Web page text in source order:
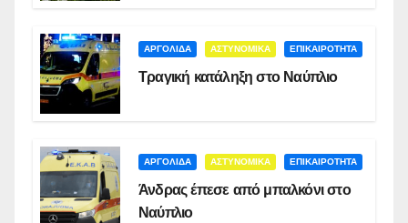
ΑΡΓΟΛΙΔΑ ΑΣΤΥΝΟΜΙΚΑ ΕΠΙΚΑΙΡΟΤΗΤΑ
Τραγική κατάληξη στο Ναύπλιο
ΑΡΓΟΛΙΔΑ ΑΣΤΥΝΟΜΙΚΑ ΕΠΙΚΑΙΡΟΤΗΤΑ
Άνδρας έπεσε από μπαλκόνι στο
Ναύπλιο